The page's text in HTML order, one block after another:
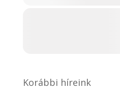
Korábbi híreink